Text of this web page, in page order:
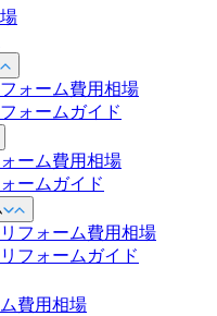
ォーム費用相場
ォームガイド
ーム費用相場
ームガイド
フォーム費用相場
フォームガイド
費用相場